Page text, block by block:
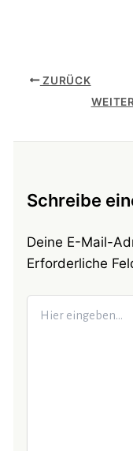
ZURÜCK
WEITER
Schreibe
Deine E-Mail-
Erforderliche
Hier
eingeben…